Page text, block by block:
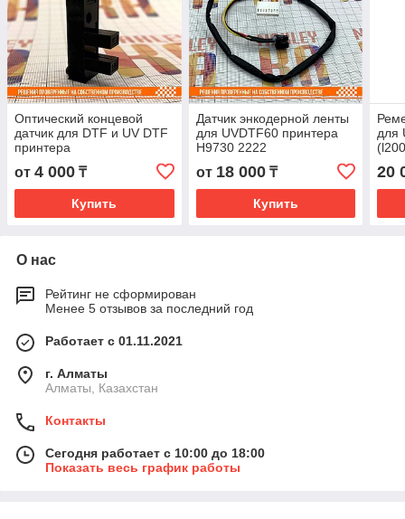
Оптический концевой
датчик для DTF и UV DTF
принтера
от 4 000 ₸
Купить
Датчик энкодерной ленты
для UVDTF60 принтера
H9730 2222
от 18 000₸
Купить
для
20
О нас
Рейтинг не сформирован
Менее 5 отзывов за последний год
Работает с 01.11.2021
г. Алматы
Алматы, Казахстан
Контакты
Сегодня работает с 10:00 до 18:00
Показать весь график работы